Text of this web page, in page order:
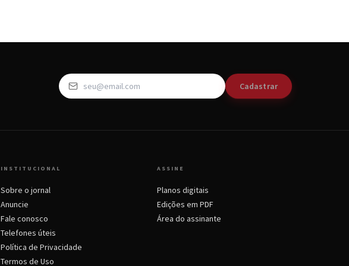
Cadastrar
INSTITUCIONAL
Sobre o jornal
Anuncie
Fale conosco
Telefones úteis
Política de Privacidade
Termos de Uso
ASSINE
Planos digitais
Edições em PDF
Área do assinante